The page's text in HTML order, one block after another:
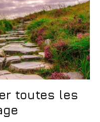
toutes les